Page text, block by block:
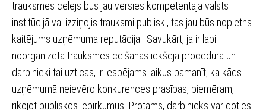
trauksmes cēlējs būs jau vērsies kompetentajā valsts
institūcijā vai izziņojis trauksmi publiski, tas jau būs nopietns
kaitējums uzņēmuma reputācijai. Savukārt, ja ir labi
noorganizēta trauksmes celšanas iekšējā procedūra un
darbinieki tai uzticas, ir iespējams laikus pamanīt, ka kāds
uzņēmumā neievēro konkurences prasības, piemēram,
rīkojot publiskos iepirkumus. Protams, darbinieks var doties